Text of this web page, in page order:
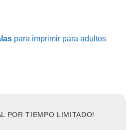
para imprimir para adultos
POR TIEMPO LIMITADO!